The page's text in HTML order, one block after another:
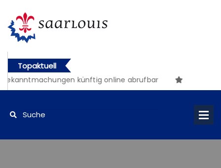
Topaktuell
künftig online abrufbar